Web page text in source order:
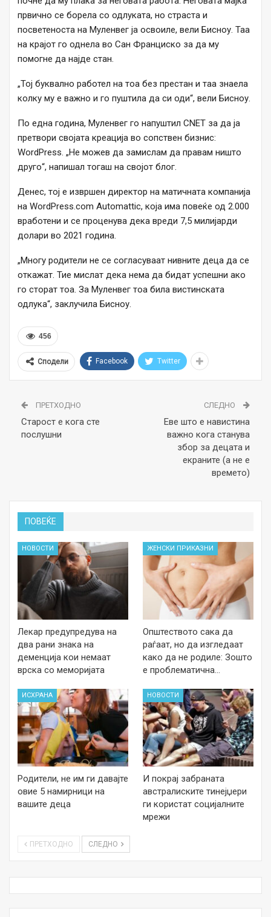
првично се борела со одлуката, но страста и
посветеноста на Муленвег ја освоиле, вели Бисноу. Таа
на крајот го однела во Сан Франциско за да му
помогне да најде стан.
„Тој буквално работел на тоа без престан и таа знаела
колку му е важно и го пуштила да си оди“, вели Бисноу.
По една година, Муленвег го напуштил CNET за да ја
претвори својата креација во сопствен бизнис:
WordPress. „Не можев да замислам да правам ништо
друго“, напишал тогаш на својот блог.
Денес, тој е извршен директор на матичната компанија
на WordPress.com Automattic, која има повеќе од 2.000
вработени и се проценува дека вреди 7,5 милијарди
долари во 2021 година.
„Многу родители не се согласуваат нивните деца да се
откажат. Тие мислат дека нема да бидат успешни ако
го сторат тоа. За Муленвег тоа била вистинската
одлука“, заклучила Бисноу.
456
Сподели Facebook Twitter
ПРЕТХОДНО
Старост е кога сте
послушни
СЛЕДНО
Еве што е навистина
важно кога станува
збор за децата и
екраните (a не е
времето)
ПОВЕЌЕ
НОВОСТИ
Лекар предупредува на
два рани знака на
деменција кои немаат
врска со меморијата
ЖЕНСКИ ПРИКАЗНИ
Општеството сака да
раѓаат, но да изгледаат
како да не родиле: Зошто
е проблематична…
ИСХРАНА
Родители, не им ги давајте
овие 5 намирници на
вашите деца
НОВОСТИ
И покрај забраната
австралиските тинејџери
ги користат социјалните
мрежи
ПРЕТХОДНО СЛЕДНО